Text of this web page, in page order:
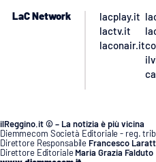
LaC Network
lacplay.it
lactv.it
laconair.it
ilReggino.it © – La notizia è più vicina
Diemmecom Società Editoriale - reg.
Direttore Responsabile Francesco
Direttore Editoriale Maria Grazia Falduto